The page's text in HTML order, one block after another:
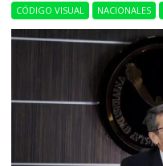
CÓDIGO VISUAL NACIONALES